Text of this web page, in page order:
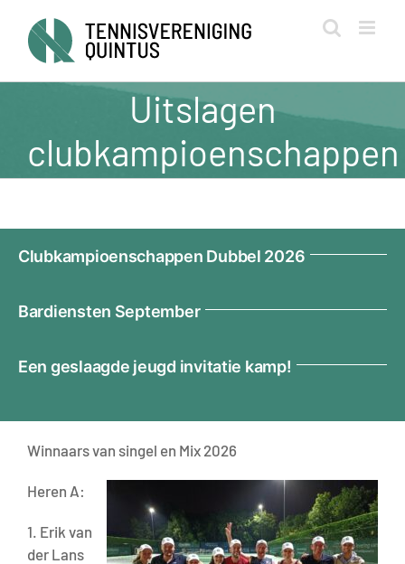
naar
inhoud
Uitslagen
clubkampioenschappen
Clubkampioenschappen Dubbel 2026
Bardiensten September
Een geslaagde jeugd invitatie kamp!
Winnaars van singel en Mix 2026
Heren A:
1. Erik van
der Lans